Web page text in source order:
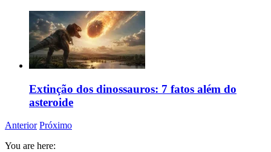
Extinção dos dinossauros: 7 fatos além do
asteroide
Anterior Próximo
You are here: